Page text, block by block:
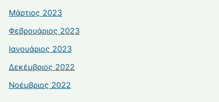
Μάρτιος 2023
Φεβρουάριος 2023
Ιανουάριος 2023
Δεκέμβριος 2022
Νοέμβριος 2022